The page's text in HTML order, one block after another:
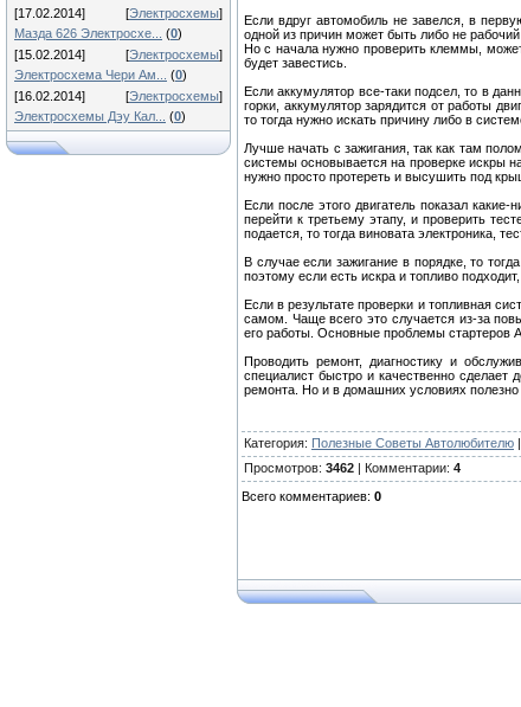
[17.02.2014]
[Электросхемы]
Мазда 626 Электросхе...
(0)
[15.02.2014]
[Электросхемы]
Электросхема Чери Ам...
(0)
[16.02.2014]
[Электросхемы]
Электросхемы Дэу Кал...
(0)
Если вдруг автомобиль не завелся, в
одной из причин может быть либо не
Но с начала нужно проверить клеммы,
будет завестись.
Если аккумулятор все-таки подсел, то в
горки, аккумулятор зарядится от работы
то тогда нужно искать причину либо в
Лучше начать с зажигания, так как там
системы основывается на проверке искры
нужно просто протереть и высушить под
Если после этого двигатель показал
перейти к третьему этапу, и проверить
подается, то тогда виновата электроника,
В случае если зажигание в порядке, то
поэтому если есть искра и топливо
Если в результате проверки и топливная
самом. Чаще всего это случается из-за
его работы. Основные проблемы стартеров
Проводить ремонт, диагностику и
специалист быстро и качественно сделает
ремонта. Но и в домашних условиях полезно
Категория: Полезные Советы Автолюбителю |
Просмотров: 3462 | Комментарии: 4
Всего комментариев: 0